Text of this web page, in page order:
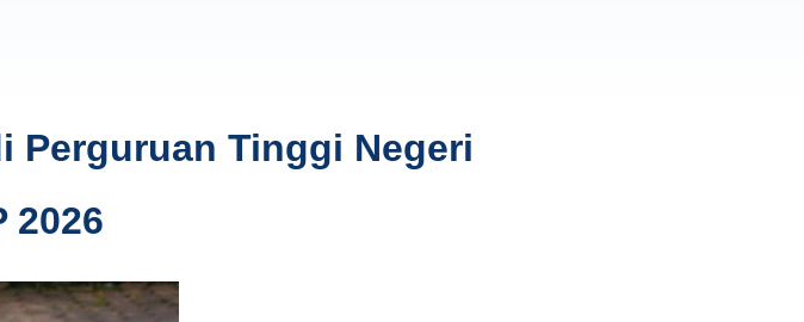
Perguruan Tinggi Negeri
2026